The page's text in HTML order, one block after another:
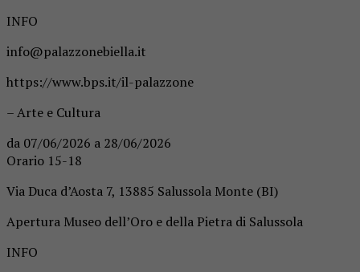
INFO
info@palazzonebiella.it
https://www.bps.it/il-palazzone
– Arte e Cultura
da 07/06/2026 a 28/06/2026
Orario 15-18
Via Duca d’Aosta 7, 13885 Salussola Monte (BI)
Apertura Museo dell’Oro e della Pietra di Salussola
INFO